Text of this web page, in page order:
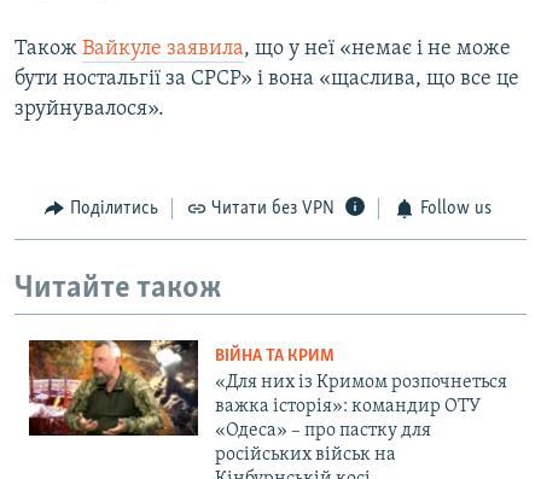
Також Вайкуле заявила, що у неї «немає і не може
бути ностальгії за СРСР» і вона «щаслива, що все це
зруйнувалося».
Поділитись Читати без VPN Follow us
Читайте також
ВІЙНА ТА КРИМ
«Для них із Кримом розпочнеться
важка історія»: командир ОТУ
«Одеса» – про пастку для
російських військ на